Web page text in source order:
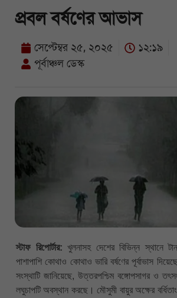
প্রবল বর্ষণের আভাস
সেপ্টেম্বর ২৫, ২০২৫
১২:১৯
পূর্বাঞ্চল ডেস্ক
স্টাফ রিপোর্টার: খুলনাসহ দেশের বিভিন্ন স্থানে
পাশাপাশি কোথাও কোথাও ভারি বর্ষণের পূর্বাভাস
সংস্থাটি জানিয়েছে, উত্তরপশ্চিম বঙ্গোপসাগর ও
লঘুচাপটি অবস্থান করছে। মৌসুমী বায়ুর অক্ষের